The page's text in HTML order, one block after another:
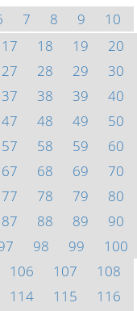
7 8 9
10
17 18 19
20
27 28 29
30
37 38 39
40
47 48 49
50
57 58 59
60
67 68 69
70
77 78 79
80
87 88 89
90
98 99
100
106 107
108
114 115
116